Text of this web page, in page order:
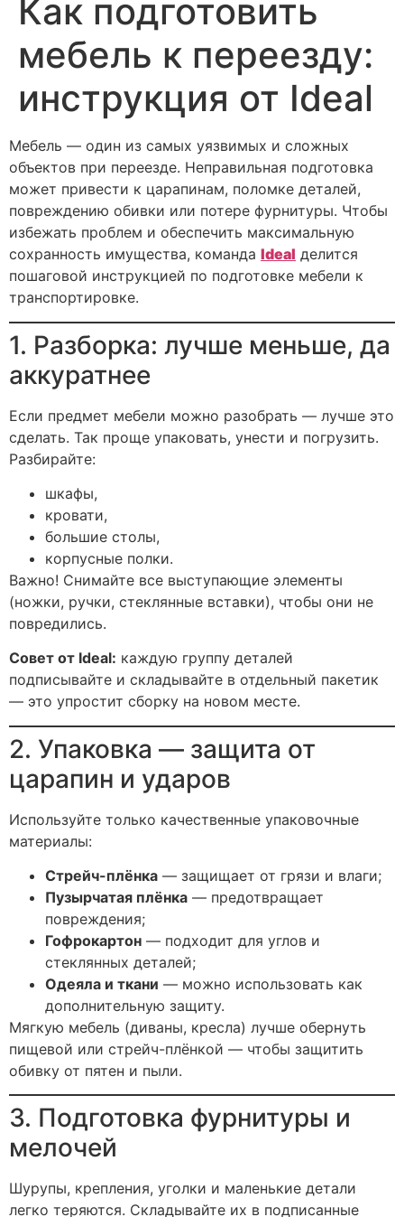
на перевозку, отправьте
пожалуйста фотографии или
видео на Ватсап
спасибо
Как подготовить
мебель к переезду:
инструкция от Ideal
Мебель — один из самых уязвимых и сложных
объектов при переезде. Неправильная подготовка
может привести к царапинам, поломке деталей,
повреждению обивки или потере фурнитуры. Чтобы
избежать проблем и обеспечить максимальную
сохранность имущества, команда Ideal делится
пошаговой инструкцией по подготовке мебели к
транспортировке.
1. Разборка: лучше меньше, да
аккуратнее
Если предмет мебели можно разобрать — лучше это
сделать. Так проще упаковать, унести и погрузить.
Разбирайте:
шкафы,
кровати,
большие столы,
корпусные полки.
Важно! Снимайте все выступающие элементы
(ножки, ручки, стеклянные вставки), чтобы они не
повредились.
Совет от Ideal: каждую группу деталей
подписывайте и складывайте в отдельный пакетик
— это упростит сборку на новом месте.
2. Упаковка — защита от
царапин и ударов
Используйте только качественные упаковочные
материалы:
Стрейч-плёнка — защищает от грязи и влаги;
Пузырчатая плёнка — предотвращает
повреждения;
Гофрокартон — подходит для углов и
стеклянных деталей;
Одеяла и ткани — можно использовать как
дополнительную защиту.
Мягкую мебель (диваны, кресла) лучше обернуть
пищевой или стрейч-плёнкой — чтобы защитить
обивку от пятен и пыли.
3. Подготовка фурнитуры и
мелочей
Шурупы, крепления, уголки и маленькие детали
легко теряются. Складывайте их в подписанные